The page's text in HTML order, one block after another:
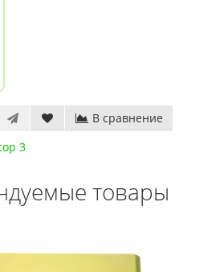
В сравнение
3
товары